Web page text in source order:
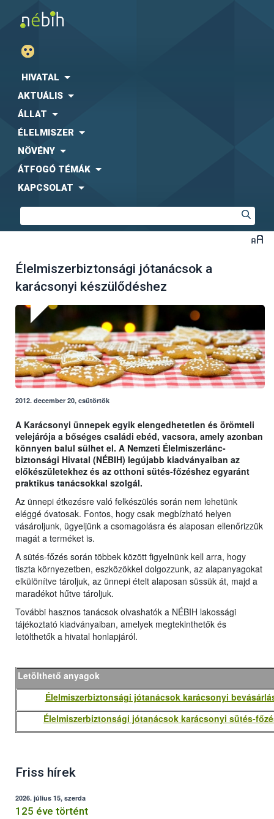
HIVATAL
AKTUÁLIS
ÁLLAT
ÉLELMISZER
NÖVÉNY
ÁTFOGÓ TÉMÁK
KAPCSOLAT
Élelmiszerbiztonsági jótanácsok a
karácsonyi készülődéshez
2012. december 20, csütörtök
A Karácsonyi ünnepek egyik elengedhetetlen és örömteli
velejárója a bőséges családi ebéd, vacsora, amely azonban
könnyen balul sülhet el. A Nemzeti Élelmiszerlánc-
biztonsági Hivatal (NÉBIH) legújabb kiadványaiban az
előkészületekhez és az otthoni sütés-főzéshez egyaránt
praktikus tanácsokkal szolgál.
Az ünnepi étkezésre való felkészülés során nem lehetünk
eléggé óvatosak. Fontos, hogy csak megbízható helyen
vásároljunk, ügyeljünk a csomagolásra és alaposan ellenőrizzük
magát a terméket is.
A sütés-főzés során többek között figyelnünk kell arra, hogy
tiszta környezetben, eszközökkel dolgozzunk, az alapanyagokat
elkülönítve tároljuk, az ünnepi ételt alaposan süssük át, majd a
maradékot hűtve tároljuk.
További hasznos tanácsok olvashatók a NÉBIH lakossági
tájékoztató kiadványaiban, amelyek megtekinthetők és
letölthetők a hivatal honlapjáról.
Letölthető anyagok
Élelmiszerbiztonsági jótanácsok karácsonyi
Élelmiszerbiztonsági jótanácsok karácsonyi sütés-
Friss hírek
2026. július 15, szerda
125 éve történt